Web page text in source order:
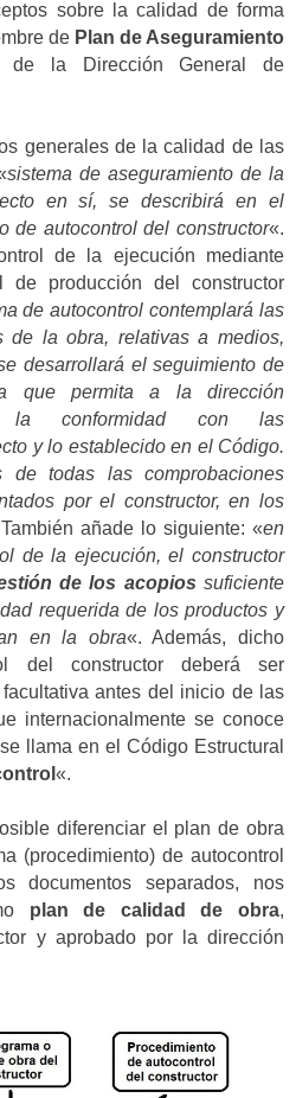
sobre la calidad de forma
de Plan de Aseguramiento
de la Dirección General de
generales de la calidad de las
sistema de aseguramiento de la
en sí, se describirá en el
de autocontrol del constructor«.
de la ejecución mediante
de producción del constructor
de autocontrol contemplará las
de la obra, relativas a medios,
desarrollará el seguimiento de
que permita a la dirección
la conformidad con las
y lo establecido en el Código.
de todas las comprobaciones
por el constructor, en los
añade lo siguiente: «en
de la ejecución, el constructor
de los acopios suficiente
requerida de losproductos y
en la obra«. Además, dicho
del constructor deberá ser
antes del inicio de las
internacionalmente se conoce
llama en el Código Estructural
«.
diferenciar el plan de obra
(procedimiento) de autocontrol
documentos separados, nos
plan de calidad de obra,
y aprobado por la dirección